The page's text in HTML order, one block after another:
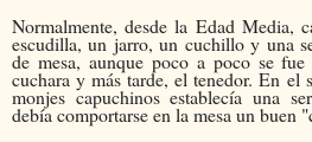
Normalmente, desde la Edad Media,
escudilla, un jarro, un cuchillo y una
de mesa, aunque poco a poco se
cuchara y más tarde, el tenedor. En
monjes capuchinos establecía una
debía comportarse en la mesa un buen